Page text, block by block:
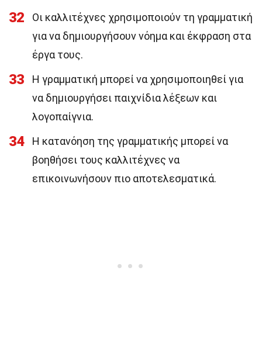
32
Οι καλλιτέχνες χρησιμοποιούν τη γραμματική
για να δημιουργήσουν νόημα και έκφραση στα
έργα τους.
33
Η γραμματική μπορεί να χρησιμοποιηθεί για
να δημιουργήσει παιχνίδια λέξεων και
λογοπαίγνια.
34
Η κατανόηση της γραμματικής μπορεί να
βοηθήσει τους καλλιτέχνες να
επικοινωνήσουν πιο αποτελεσματικά.